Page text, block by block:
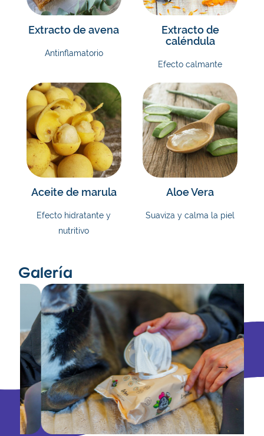
Extracto de avena
Antinflamatorio
Extracto de
caléndula
Efecto calmante
Aceite de marula
Efecto hidratante y
nutritivo
Aloe Vera
Suaviza y calma la piel
Galería